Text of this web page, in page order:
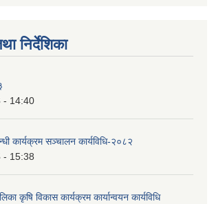
निर्देशिका
- 14:40
कार्यक्रम सञ्चालन कार्यविधि-२०८२
- 15:38
कृषि विकास कार्यक्रम कार्यान्वयन कार्यविधि